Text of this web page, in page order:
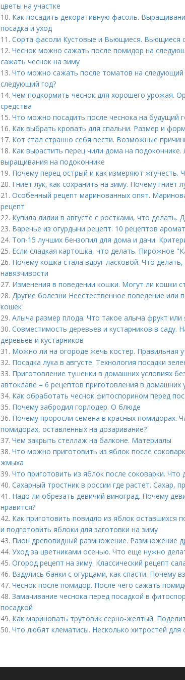
цветы на участке
10. Как посадить декоративную фасоль.
посадка и уход
11. Сорта фасоли Кустовые и Вьющиеся. Вьющиеся
12. Чеснок можно сажать после помидор на
сажать чеснок на зиму
13. Что можно сажать после томатов на
следующий год?
14. Чем подкормить чеснок для хорошего урожая.
средства
15. Что можно посадить после чеснока на будущий
16. Как выбрать кровать для спальни. Размер и
17. Кот стал странно себя вести. Возможные
18. Как вырастить перец чили дома на
выращивания на подоконнике
19. Почему перец острый и как измеряют жгучесть.
20. Гниет лук, как сохранить на зиму. Почему гниет
21. Особенный рецепт маринованных опят.
рецепт
22. Купила лилии в августе с ростками, что
23. Варенье из огурдыни рецепт. 10 рецептов
24. Топ-15 лучших бензопил для дома и дачи.
25. Если сладкая картошка, что делать. Пирожное
26. Почему кошка стала вдруг ласковой. Что
навязчивости
27. Изменения в поведении кошки. Могут ли кошки
28. Другие болезни Неестественное поведение или
кошек
29. Алыча размер плода. Что такое алыча фрукт или
30. Совместимость деревьев и кустарников в саду.
деревьев и кустарников
31. Можно ли на огороде жечь костер. Правильная
32. Посадка лука в августе. Технология посадки
33. Приготовление тушенки в домашних условиях
автоклаве – 6 рецептов приготовления в домашних
34. Как обработать чеснок фитоспорином перед
35. Почему забродил горлодер. О блюде
36. Почему проросли семена в красных помидорах.
помидорах, оставленных на дозаривание?
37. Чем закрыть стеллаж на балконе. Материалы
38. Что можно приготовить из яблок после
жмыха
39. Что приготовить из яблок после соковарки.
40. Сахарный тростник в россии где растет. Сахар,
41. Надо ли обрезать девичий виноград. Почему
нравится?
42. Как приготовить повидло из яблок оставшихся
и подготовить яблоки для заготовки на зиму
43. Пион древовидный размножение. Размножение
44. Уход за цветниками осенью. Что еще нужно
45. Огород рецепт на зиму. Классический рецепт
46. Вздулись банки с огурцами, как спасти. Почему
47. Чеснок после помидор. После чего сажать
48. Замачивание чеснока перед посадкой в
посадкой
49. Как мариновать трутовик серно-желтый.
50. Что любят клематисы. Несколько хитростей для